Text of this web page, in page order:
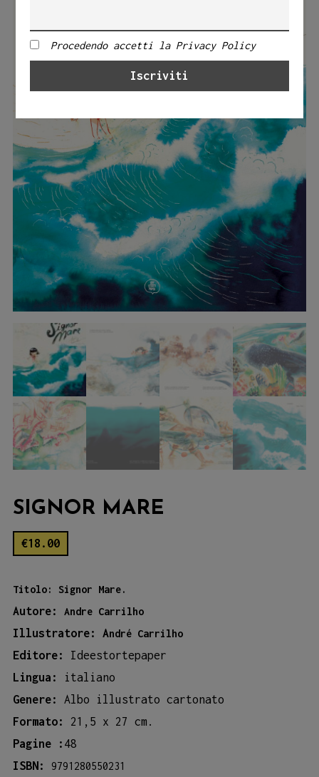
SIGNOR MARE
€18.00
Titolo: Signor Mare.
Autore: Andre Carrilho
Illustratore: André Carrilho
Editore: Ideestortepaper
Lingua:
italiano
Genere: Albo illustrato cartonato
Formato: 21,5 x 27 cm.
Pagine : 48
ISBN: 9791280550231
Procedendo accetti la Privacy Policy